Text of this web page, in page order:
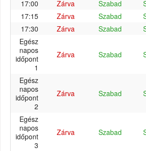
17:00
Zárva Szabad
17:15
Zárva Szabad
17:30
Zárva Szabad
Egész
napos
időpont
1
Zárva Szabad
Egész
napos
időpont
2
Zárva Szabad
Egész
napos
időpont
3
Zárva Szabad